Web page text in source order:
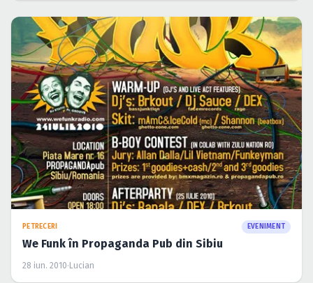
PETRECERI EVENIMENT
We Funk în Propaganda Pub din Sibiu
28 iun. 2010· Lucian